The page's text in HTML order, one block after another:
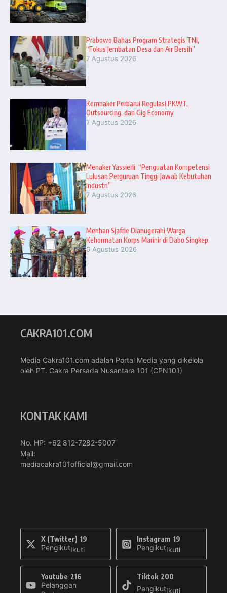
Prabowo Bahas Program Strategis TNI,
“Fokus Jembatan Desa dan Air Bersih”
7 Agustus 2026
Kemnaker Perbarui Regulasi PKWT,
Outsourcing, dan Gig Economy
7 Agustus 2026
Menaker Yassierli: “Penguatan Kompetensi
Lulusan Perguruan Tinggi Jawab Kebutuhan
Industri”
7 Agustus 2026
Menhan Sjafrie Dianugerahi Warga
Kehormatan Korps Marinir di Dabo Singkep
6 Agustus 2026
CAKRA101.COM
Media Cakra101.com adalah Portal Media yang dikelola
oleh PT. Cakra Persada Nusantara 101 (CPN101)
KONTAK KAMI
No. HP: +62 812-7282-5007
Mail:
mediacakra101official@gmail.com
X (Twitter) 19
PengikutIkuti
Instagram 19
PengikutIkuti
Youtube 216
Pelanggan
Tiktok 200
PengikutIkuti